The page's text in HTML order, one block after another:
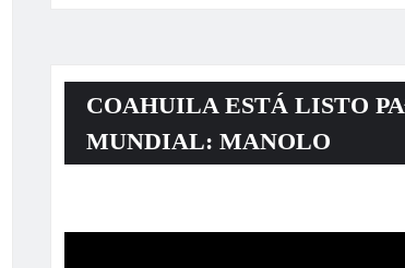
COAHUILA ESTÁ LISTO
MUNDIAL: MANOLO